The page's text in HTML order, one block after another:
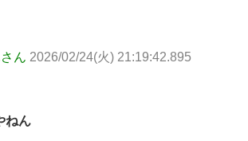
ん 2026/02/24(火) 21:19:42.895
ねん